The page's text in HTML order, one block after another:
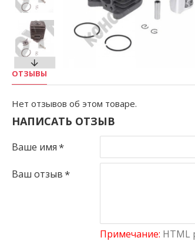
ОТЗЫВЫ
Нет отзывов об этом товаре.
НАПИСАТЬ ОТЗЫВ
Ваше имя
Ваш отзыв
Примечание: HTML